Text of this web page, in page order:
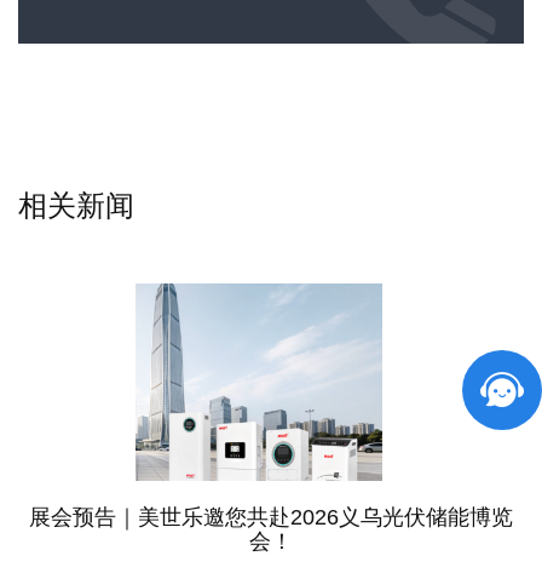
相关新闻
展会预告｜美世乐邀您共赴2026义乌光伏储能博览
会！